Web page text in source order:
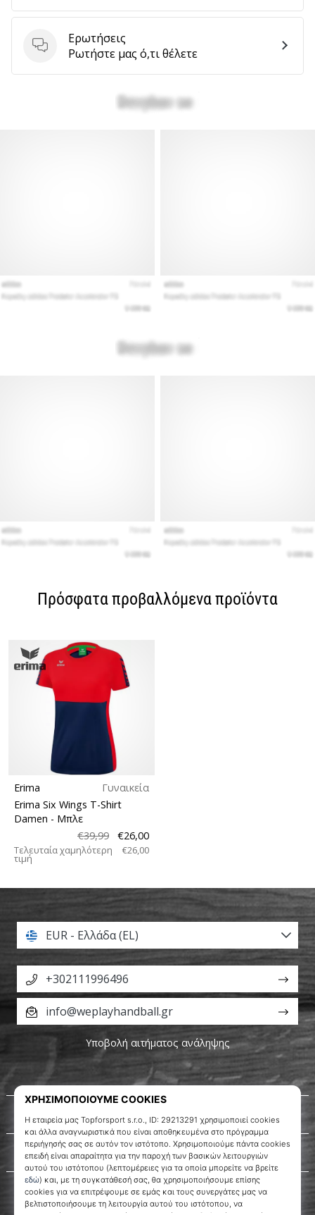
Ερωτήσεις
Ερωτήσεις
Ρωτήστε μας ό,τι θέλετε
Πρόσφατα προβαλλόμενα προϊόντα
Erima
Γυναικεία
Erima Six Wings T-Shirt
Damen - Μπλε
€39,99
€26,00
Τελευταία χαμηλότερη
τιμή
€26,00
Σχετικά μ' εμάς
Εξυπηρέτηση πελατών
EUR - Ελλάδα (EL)
+302111996496
info@weplayhandball.gr
Υποβολή αιτήματος ανάληψης